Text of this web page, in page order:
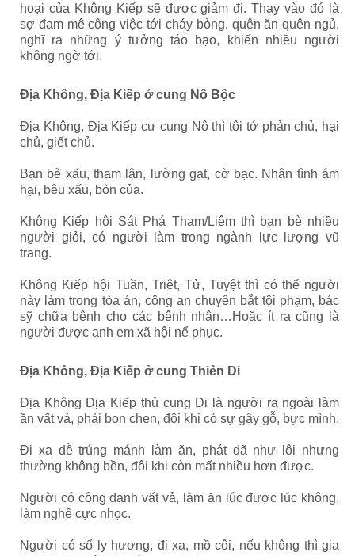
hoại của Không Kiếp sẽ được giảm đi. Thay vào đó là
sợ đam mê công việc tới cháy bỏng, quên ăn quên ngủ,
nghĩ ra những ý tưởng táo bạo, khiến nhiều người
không ngờ tới.
Địa Không, Địa Kiếp ở cung Nô Bộc
Địa Không, Địa Kiếp cư cung Nô thì tôi tớ phản chủ, hại
chủ, giết chủ.
Bạn bè xấu, tham lận, lường gạt, cờ bạc. Nhân tình ám
hại, bêu xấu, bòn của.
Không Kiếp hội Sát Phá Tham/Liêm thì bạn bè nhiều
người giỏi, có người làm trong ngành lực lượng vũ
trang.
Không Kiếp hội Tuần, Triệt, Tử, Tuyệt thì có thể người
này làm trong tòa án, công an chuyên bắt tội phạm, bác
sỹ chữa bệnh cho các bệnh nhân…Hoặc ít ra cũng là
người được anh em xã hội nể phục.
Địa Không, Địa Kiếp ở cung Thiên Di
Địa Không Địa Kiếp thủ cung Di là người ra ngoài làm
ăn vất vả, phải bon chen, đôi khi có sự gây gỗ, bực mình.
Đi xa dễ trúng mánh làm ăn, phát dã như lôi nhưng
thường không bền, đôi khi còn mất nhiều hơn được.
Người có công danh vất vả, làm ăn lúc được lúc không,
làm nghề cực nhọc.
Người có số ly hương, đi xa, mồ côi, nếu không thì gia